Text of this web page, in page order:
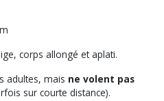
corps allongé et aplati.
adultes, mais ne volent pas
sur courte distance).